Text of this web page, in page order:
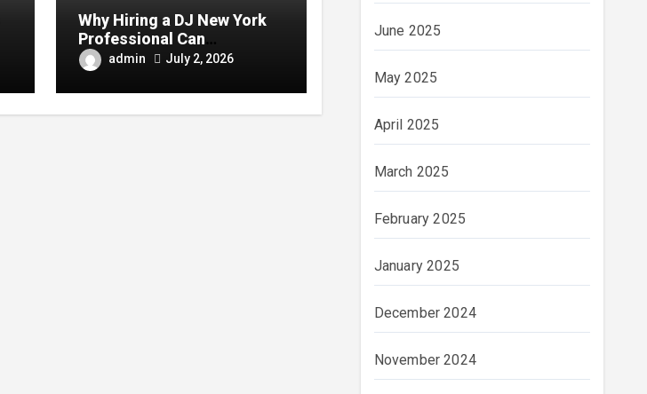
Why Hiring a DJ New York
Professional Can
Transform Your Next
Celebration
admin July 2, 2026
June 2025
May 2025
April 2025
March 2025
February 2025
January 2025
December 2024
November 2024